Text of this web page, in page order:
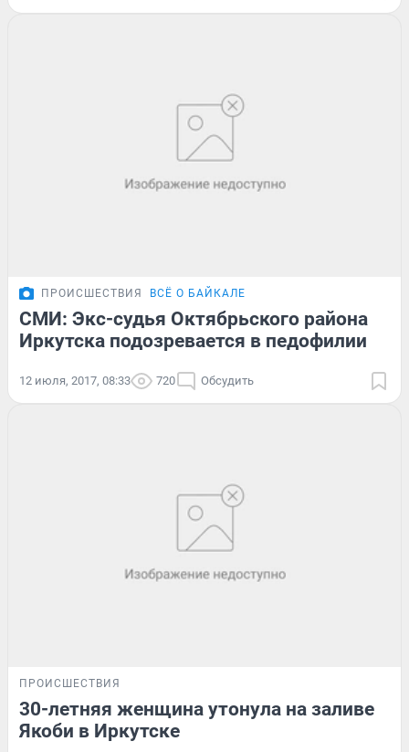
ПРОИСШЕСТВИЯ ВСЁ О БАЙКАЛЕ
СМИ: Экс-судья Октябрьского района
Иркутска подозревается в педофилии
12 июля, 2017, 08:33 720 Обсудить
ПРОИСШЕСТВИЯ
30-летняя женщина утонула на заливе
Якоби в Иркутске